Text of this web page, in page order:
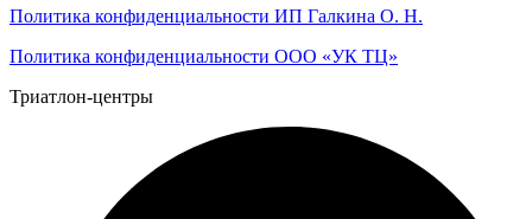
Политика конфиденциальности ИП Галкина О. Н.
Политика конфиденциальности ООО «УК ТЦ»
Триатлон-центры